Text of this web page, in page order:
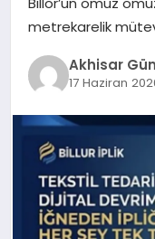
metrekarelik
Akhisar
17 Haziran